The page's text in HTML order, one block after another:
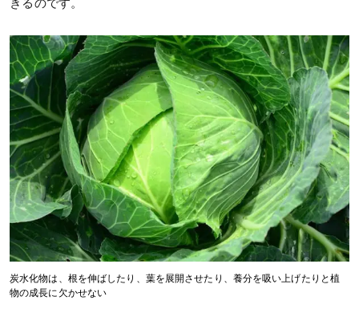
きるのです。
炭水化物は、根を伸ばしたり、葉を展開させたり、養分を吸い上げたりと植
物の成長に欠かせない